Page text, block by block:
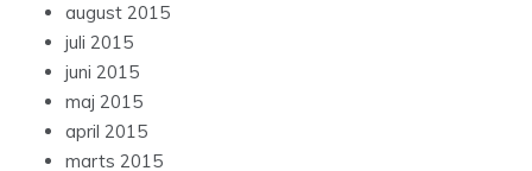
august 2015
juli 2015
juni 2015
maj 2015
april 2015
marts 2015